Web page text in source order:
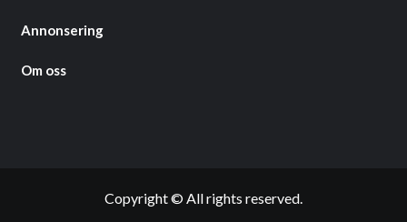
Annonsering
Om oss
Copyright © All rights reserved.